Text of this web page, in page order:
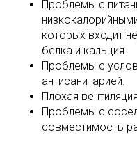
Проблемы с
которых входит
белка и кальция.
Проблемы с
антисанитарией.
Плохая
Проблемы с
совместимость